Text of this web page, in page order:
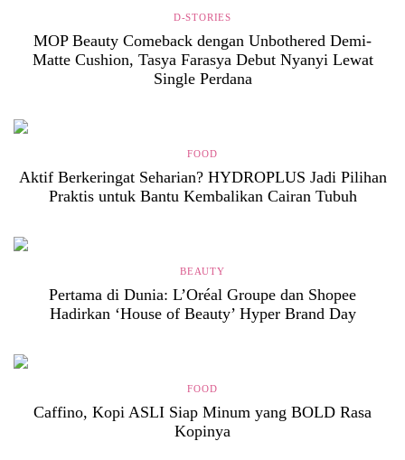
D-STORIES
MOP Beauty Comeback dengan Unbothered Demi-
Matte Cushion, Tasya Farasya Debut Nyanyi Lewat
Single Perdana
FOOD
Aktif Berkeringat Seharian? HYDROPLUS Jadi Pilihan
Praktis untuk Bantu Kembalikan Cairan Tubuh
BEAUTY
Pertama di Dunia: L’Oréal Groupe dan Shopee
Hadirkan ‘House of Beauty’ Hyper Brand Day
FOOD
Caffino, Kopi ASLI Siap Minum yang BOLD Rasa
Kopinya